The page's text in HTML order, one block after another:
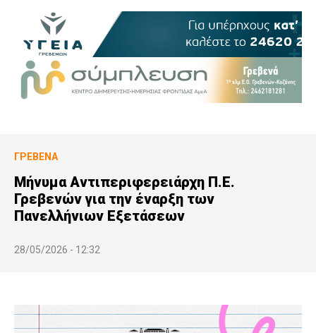
ΓΡΕΒΕΝΆ
Μήνυμα Αντιπεριφερειάρχη Π.Ε.
Γρεβενών για την έναρξη των
Πανελλήνιων Εξετάσεων
28/05/2026 - 12:32